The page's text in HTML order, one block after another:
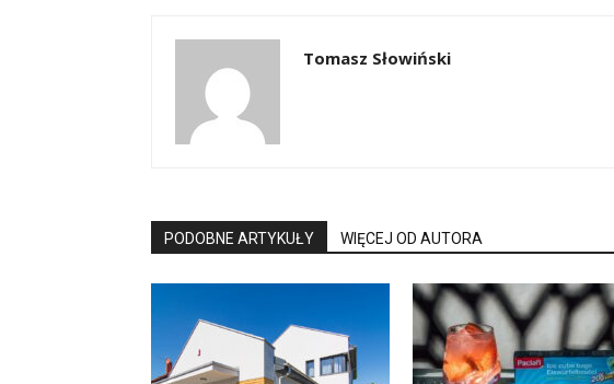
Tomasz Słowiński
PODOBNE ARTYKUŁY WIĘCEJ OD AUTORA